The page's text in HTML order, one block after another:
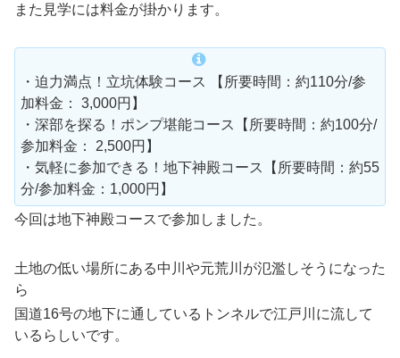
また見学には料金が掛かります。
・迫力満点！立坑体験コース 【所要時間：約110分/参
加料金： 3,000円】
・深部を探る！ポンプ堪能コース【所要時間：約100分/
参加料金： 2,500円】
・気軽に参加できる！地下神殿コース【所要時間：約55
分/参加料金：1,000円】
今回は地下神殿コースで参加しました。
土地の低い場所にある中川や元荒川が氾濫しそうになった
ら
国道16号の地下に通しているトンネルで江戸川に流して
いるらしいです。